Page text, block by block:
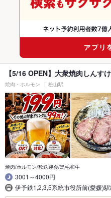
【5/16 OPEN】大衆焼肉しんす
焼肉・ホルモン 松山駅
焼肉/ホルモン/歓送迎会/黒毛和牛
3001～4000円
伊予鉄1,2,3,5系統市役所前(愛媛)